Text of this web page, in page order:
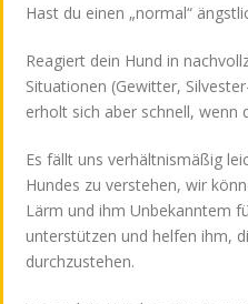
Hast du einen „normal“
Reagiert dein Hund in
Situationen (Gewitter,
erholt sich aber schnell, wenn
Es fällt uns verhältnismäßig
Hundes zu verstehen, wir
Lärm und ihm Unbekanntem
unterstützen und helfen ihm,
durchzustehen.